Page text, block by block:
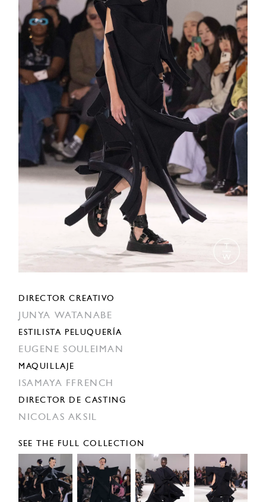
DIRECTOR CREATIVO
JUNYA WATANABE
ESTILISTA PELUQUERÍA
EUGENE SOULEIMAN
MAQUILLAJE
ISAMAYA FFRENCH
DIRECTOR DE CASTING
NICOLAS AKSIL
SEE THE FULL COLLECTION